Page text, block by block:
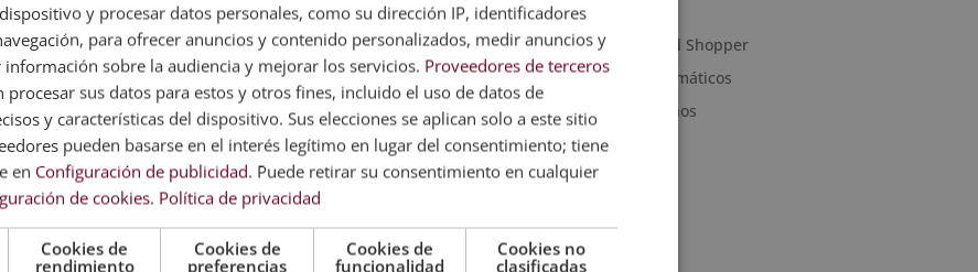
no dispone de ninguna cubierta extra. En realidad, cada vez
tapicería, y quienes los tienen suelen optar por tapizarlos y
están muy de moda. Además, este mobiliario de apariencia
superior, por lo que se convierten en una buena inversión.
ya que nos viene acompañando desde hace muchos
Sanidad
Moda & Personal Shopper
Programas informáticos
Recursos Humanos
y procesar datos personales, como su dirección IP, identificadores
para ofrecer anuncios y contenido personalizados, medir anuncios y
sobre la audiencia y mejorar los servicios. Proveedores de terceros
procesar sus datos para estos y otros fines, incluido el uso de datos de
y características del dispositivo. Sus elecciones se aplican solo a este sitio
pueden basarse en el interés legítimo en lugar del consentimiento; tiene
en Configuración de publicidad. Puede retirar su consentimiento en cualquier
de cookies. Política de privacidad
Cookies de
rendimiento
Cookies de
preferencias
Cookies de
funcionalidad
Cookies no
clasificadas